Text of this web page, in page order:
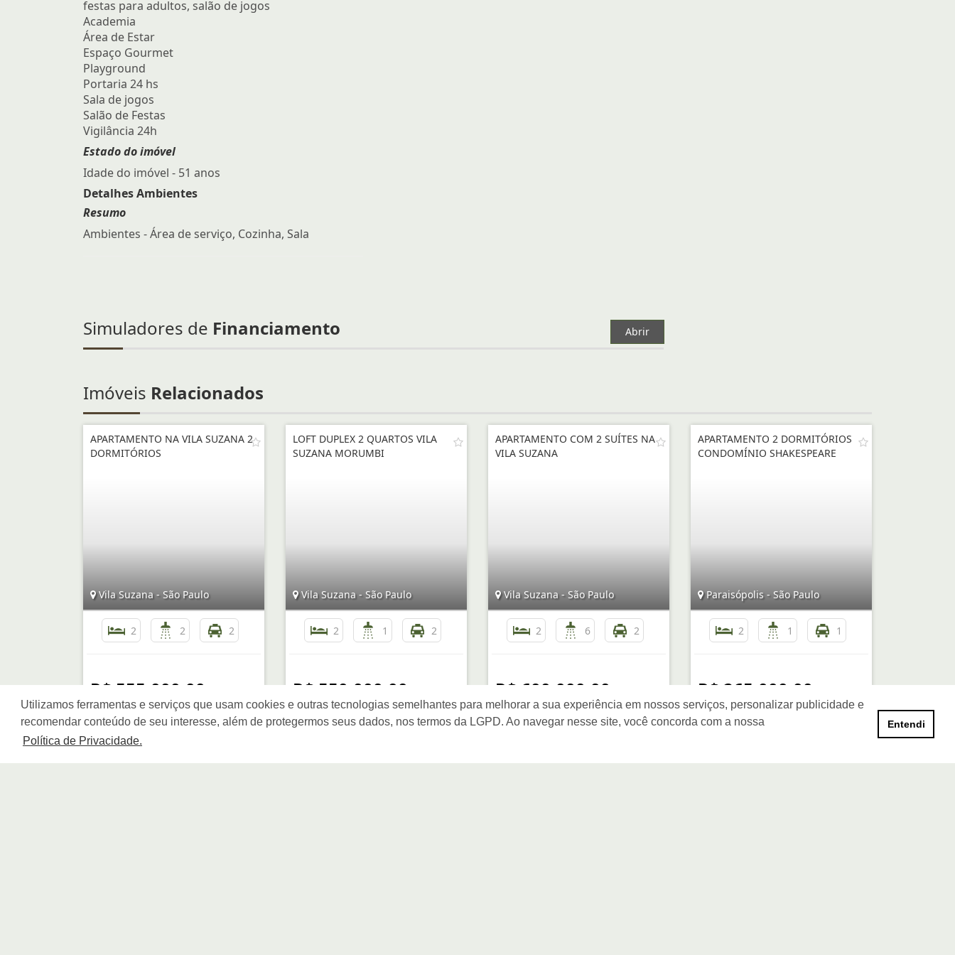
Utilizamos ferramentas e serviços que usam cookies e outras tecnologias semelhantes para melhorar a sua experiência em nossos serviços, personalizar publicidade e
recomendar conteúdo de seu interesse, além de protegermos seus dados, nos termos da LGPD. Ao navegar nesse site, você concorda com a nossa
Política de Privacidade.
Entendi
festas para adultos, salão de jogos
Academia
Área de Estar
Espaço Gourmet
Playground
Portaria 24 hs
Sala de jogos
Salão de Festas
Vigilância 24h
Estado do imóvel
Idade do imóvel - 51 anos
Detalhes Ambientes
Resumo
Ambientes - Área de serviço, Cozinha, Sala
Simuladores de Financiamento Abrir
Imóveis Relacionados
APARTAMENTO NA VILA SUZANA 2
DORMITÓRIOS
Vila Suzana - São Paulo
2 2 2
R$ 555.000,00
LOFT DUPLEX 2 QUARTOS VILA
SUZANA MORUMBI
Vila Suzana - São Paulo
2 1 2
R$ 550.000,00
APARTAMENTO COM 2 SUÍTES NA
VILA SUZANA
Vila Suzana - São Paulo
2 6 2
R$ 600.000,00
APARTAMENTO 2 DORMITÓRIOS
CONDOMÍNIO SHAKESPEARE
Paraisópolis - São Paulo
2 1 1
R$ 265.000,00